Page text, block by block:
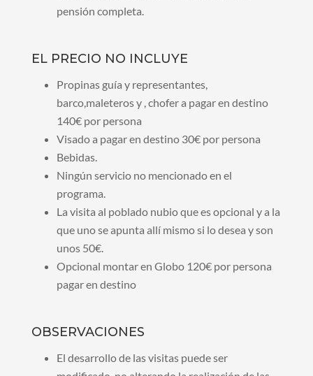
pensión completa.
EL PRECIO NO INCLUYE
Propinas guía y representantes,
barco,maleteros y , chofer a pagar en destino
140€ por persona
Visado a pagar en destino 30€ por persona
Bebidas.
Ningún servicio no mencionado en el
programa.
La visita al poblado nubio que es opcional y a la
que uno se apunta allí mismo si lo desea y son
unos 50€.
Opcional montar en Globo 120€ por persona
pagar en destino
OBSERVACIONES
El desarrollo de las visitas puede ser